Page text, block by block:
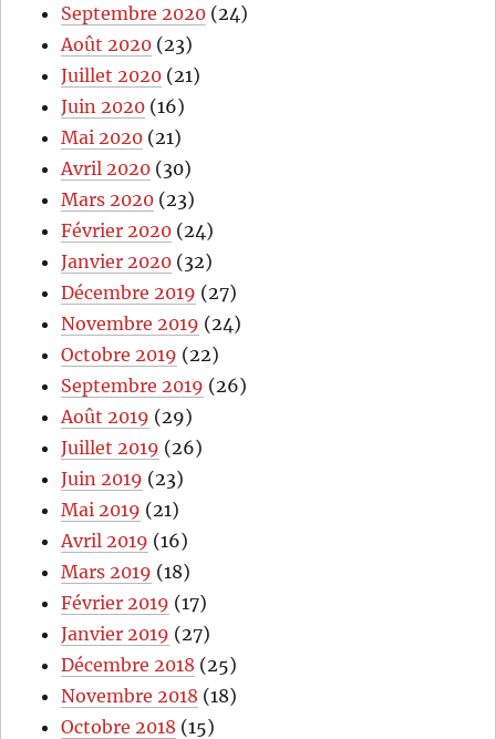
Septembre 2020 (24)
Août 2020 (23)
Juillet 2020 (21)
Juin 2020 (16)
Mai 2020 (21)
Avril 2020 (30)
Mars 2020 (23)
Février 2020 (24)
Janvier 2020 (32)
Décembre 2019 (27)
Novembre 2019 (24)
Octobre 2019 (22)
Septembre 2019 (26)
Août 2019 (29)
Juillet 2019 (26)
Juin 2019 (23)
Mai 2019 (21)
Avril 2019 (16)
Mars 2019 (18)
Février 2019 (17)
Janvier 2019 (27)
Décembre 2018 (25)
Novembre 2018 (18)
Octobre 2018 (15)